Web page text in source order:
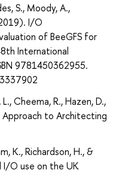
S., Moody, A.,
I/O
of BeeGFS for
International
9781450362955.
Cheema, R., Hazen, D.,
to Architecting
K., Richardson, H., &
I/O use on the UK